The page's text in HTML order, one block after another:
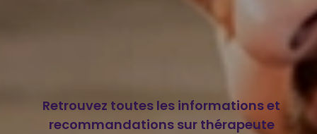
Retrouvez toutes les informations et
recommandations sur thérapeute